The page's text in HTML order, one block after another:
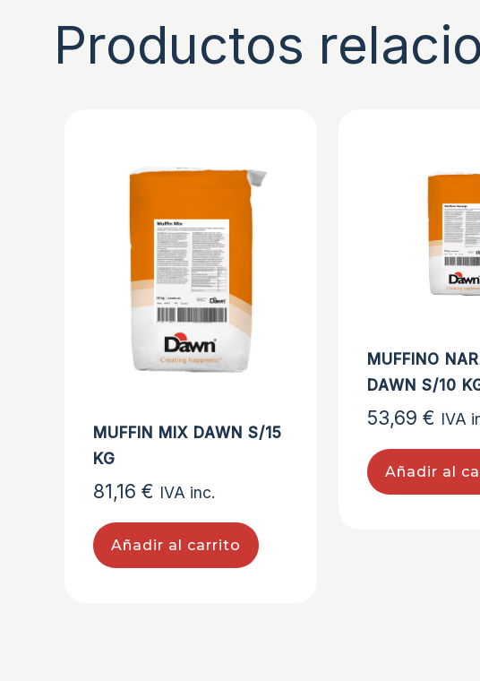
Productos
MUFFIN MIX DAWN S/15
KG
81,16€ IVA inc.
Añadir al carrito
MUFFINO
DAWN S/10
53,69€ IVA
Añadir al